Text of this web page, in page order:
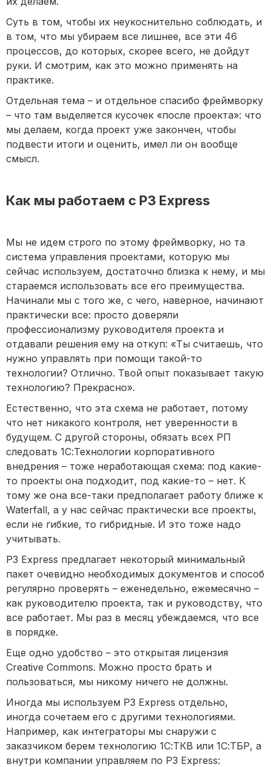
Суть в том, чтобы их неукоснительно соблюдать, и
в том, что мы убираем все лишнее, все эти 46
процессов, до которых, скорее всего, не дойдут
руки. И смотрим, как это можно применять на
практике.
Отдельная тема – и отдельное спасибо фреймворку
– что там выделяется кусочек «после проекта»: что
мы делаем, когда проект уже закончен, чтобы
подвести итоги и оценить, имел ли он вообще
смысл.
Как мы работаем с P3 Express
Мы не идем строго по этому фреймворку, но та
система управления проектами, которую мы
сейчас используем, достаточно близка к нему, и мы
стараемся использовать все его преимущества.
Начинали мы с того же, с чего, наверное, начинают
практически все: просто доверяли
профессионализму руководителя проекта и
отдавали решения ему на откуп: «Ты считаешь, что
нужно управлять при помощи такой-то
технологии? Отлично. Твой опыт показывает такую
технологию? Прекрасно».
Естественно, что эта схема не работает, потому
что нет никакого контроля, нет уверенности в
будущем. С другой стороны, обязать всех РП
следовать 1С:Технологии корпоративного
внедрения – тоже неработающая схема: под какие-
то проекты она подходит, под какие-то – нет. К
тому же она все-таки предполагает работу ближе к
Waterfall, а у нас сейчас практически все проекты,
если не гибкие, то гибридные. И это тоже надо
учитывать.
P3 Express предлагает некоторый минимальный
пакет очевидно необходимых документов и способ
регулярно проверять – еженедельно, ежемесячно –
как руководителю проекта, так и руководству, что
все работает. Мы раз в месяц убеждаемся, что все
в порядке.
Еще одно удобство – это открытая лицензия
Creative Commons. Можно просто брать и
пользоваться, мы никому ничего не должны.
Иногда мы используем P3 Express отдельно,
иногда сочетаем его с другими технологиями.
Например, как интеграторы мы снаружи с
заказчиком берем технологию 1С:ТКВ или 1С:ТБР, а
внутри компании управляем по P3 Express: